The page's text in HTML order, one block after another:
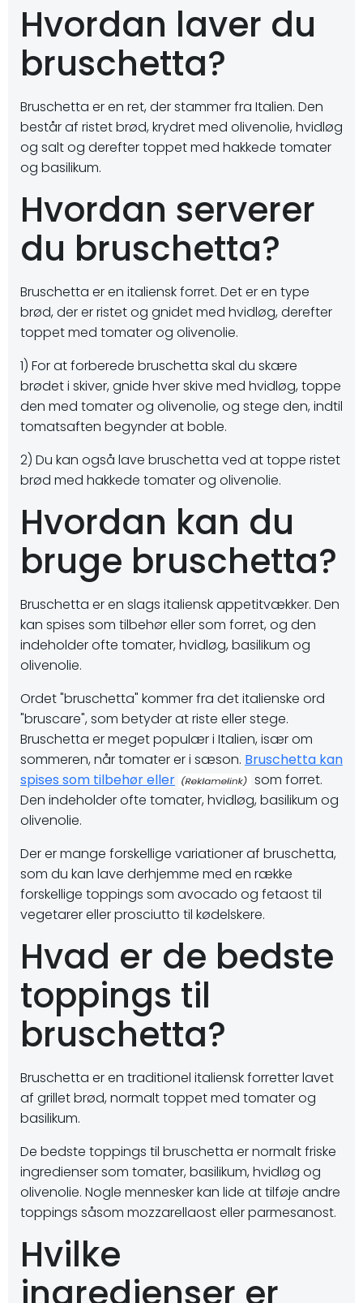
Hvordan laver du
bruschetta?
Bruschetta er en ret, der stammer fra Italien. Den
består af ristet brød, krydret med olivenolie, hvidløg
og salt og derefter toppet med hakkede tomater
og basilikum.
Hvordan serverer
du bruschetta?
Bruschetta er en italiensk forret. Det er en type
brød, der er ristet og gnidet med hvidløg, derefter
toppet med tomater og olivenolie.
1) For at forberede bruschetta skal du skære
brødet i skiver, gnide hver skive med hvidløg, toppe
den med tomater og olivenolie, og stege den, indtil
tomatsaften begynder at boble.
2) Du kan også lave bruschetta ved at toppe ristet
brød med hakkede tomater og olivenolie.
Hvordan kan du
bruge bruschetta?
Bruschetta er en slags italiensk appetitvækker. Den
kan spises som tilbehør eller som forret, og den
indeholder ofte tomater, hvidløg, basilikum og
olivenolie.
Ordet "bruschetta" kommer fra det italienske ord
"bruscare", som betyder at riste eller stege.
Bruschetta er meget populær i Italien, især om
sommeren, når tomater er i sæson. Bruschetta kan
spises som tilbehør eller
som forret.
Den indeholder ofte tomater, hvidløg, basilikum og
olivenolie.
Der er mange forskellige variationer af bruschetta,
som du kan lave derhjemme med en række
forskellige toppings som avocado og fetaost til
vegetarer eller prosciutto til kødelskere.
Hvad er de bedste
toppings til
bruschetta?
Bruschetta er en traditionel italiensk forretter lavet
af grillet brød, normalt toppet med tomater og
basilikum.
De bedste toppings til bruschetta er normalt friske
ingredienser som tomater, basilikum, hvidløg og
olivenolie. Nogle mennesker kan lide at tilføje andre
toppings såsom mozzarellaost eller parmesanost.
Hvilke